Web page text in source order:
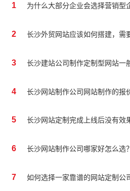
1 为什么大部分企业会选择营销型
2 长沙外贸网站应该如何搭建，需
3 长沙建站公司制作定制型网站一
4 长沙网站制作公司网站制作的报
5 长沙网站定制完成上线后没有效
6 长沙网站制作公司哪家好怎么选？
7 如何选择一家靠谱的网站定制公